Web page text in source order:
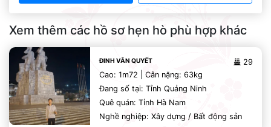
Xem thêm các hồ sơ hẹn hò phù hợp khác
29
ĐINH VĂN QUYẾT
Cao: 1m72 | Cân nặng: 63kg
Đang số tại: Tỉnh Quảng Ninh
Quê quán: Tỉnh Hà Nam
Nghề nghiệp: Xây dựng / Bất động sản